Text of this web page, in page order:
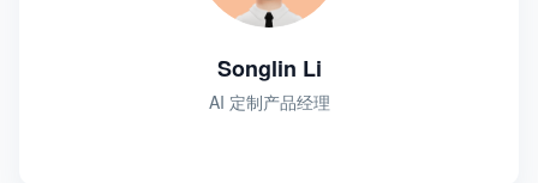
Songlin Li
AI 定制产品经理